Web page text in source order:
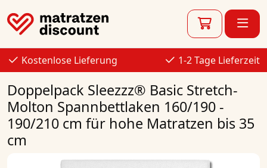
Kostenlose Lieferung 1-2 Tage Lieferzeit
Doppelpack Sleezzz® Basic Stretch-
Molton Spannbettlaken 160/190 -
190/210 cm für hohe Matratzen bis 35
cm